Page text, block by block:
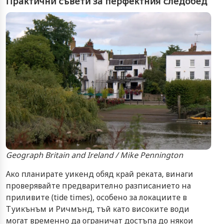
Geograph Britain and Ireland / Mike Pennington
Ако планирате уикенд обяд край реката, винаги
проверявайте предварително разписанието на
приливите (tide times), особено за локациите в
Туикънъм и Ричмънд, тъй като високите води
могат временно да ограничат достъпа до някои